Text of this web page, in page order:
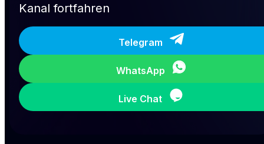
Kanal fortfahren
Telegram
WhatsApp
Live Chat